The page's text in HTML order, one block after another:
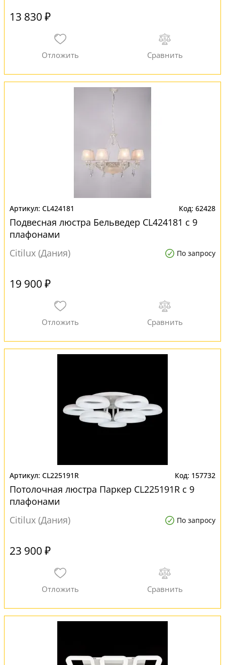
13 830 ₽
CL424181 62428
Подвесная люстра Бельведер CL424181 с 9
плафонами
Citilux (Дания)
По запросу
19 900 ₽
CL225191R 157732
Потолочная люстра Паркер CL225191R с 9
плафонами
Citilux (Дания)
По запросу
23 900 ₽